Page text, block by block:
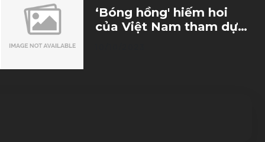
‘Bóng hồng' hiếm hoi
của Việt Nam tham dự